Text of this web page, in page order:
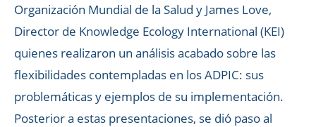
Organización Mundial de la Salud y James Love,
Director de Knowledge Ecology International (KEI)
quienes realizaron un análisis acabado sobre las
flexibilidades contempladas en los ADPIC: sus
problemáticas y ejemplos de su implementación.
Posterior a estas presentaciones, se dió paso al